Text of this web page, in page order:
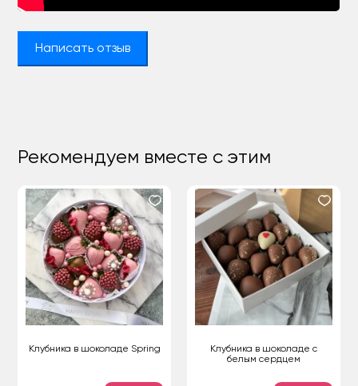
Написать отзыв
Рекомендуем вместе с этим
Клубника в шоколаде Spring
Клубника в шоколаде с
белым сердцем